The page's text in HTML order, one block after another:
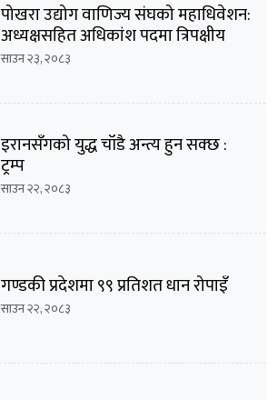
पोखरा उद्योग वाणिज्य संघको महाधिवेशन:
अध्यक्षसहित अधिकांश पदमा त्रिपक्षीय
भिडन्तको सम्भावना
साउन २३, २०८३
इरानसँगको युद्ध चाँडै अन्त्य हुन सक्छ :
ट्रम्प
साउन २२, २०८३
गण्डकी प्रदेशमा ९९ प्रतिशत धान रोपाइँ
साउन २२, २०८३